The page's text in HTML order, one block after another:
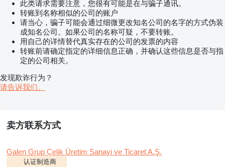
此类请求需要注意，您很有可能是在与骗子通讯。
转账到名称相似的公司的账户
请当心，骗子可能会通过细微更改知名公司的名字的方式伪装
成知名公司。如果公司的名称可疑，不要转账。
用自己的详情替代真实存在的公司的发票的内容
转账前请确定指定的详细信息正确，并确认这些信息是否与指
定的公司相关。
发现欺诈行为？
请告诉我们。
卖方联系方式
Galen Grup Çelik Üretim Sanayi ve Ticaret A.Ş.
认证制造商